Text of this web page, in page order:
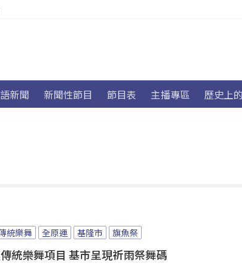
新聞 新聞性節目 節目表 主播專區 歷史上
統樂舞 全原運 基隆市 旗魚祭
統樂舞項目 基市呈現祈雨祭舞碼